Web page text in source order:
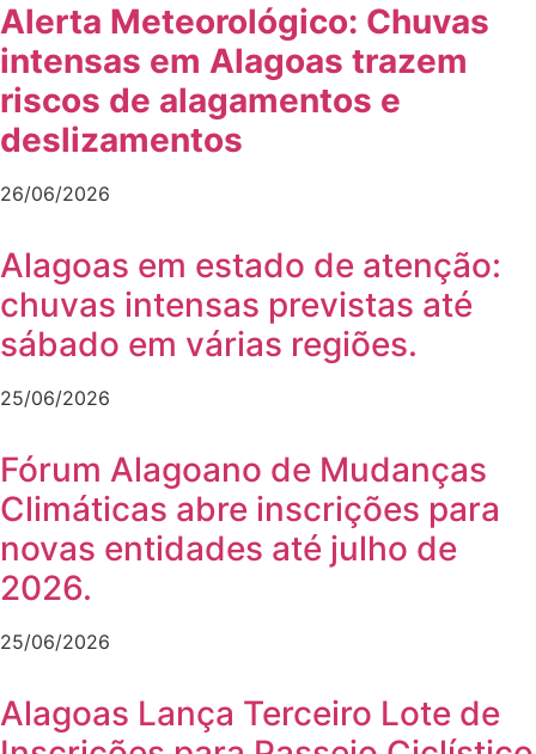
Alerta Meteorológico: Chuvas
intensas em Alagoas trazem
riscos de alagamentos e
deslizamentos
26/06/2026
Alagoas em estado de atenção:
chuvas intensas previstas até
sábado em várias regiões.
25/06/2026
Fórum Alagoano de Mudanças
Climáticas abre inscrições para
novas entidades até julho de
2026.
25/06/2026
Alagoas Lança Terceiro Lote de